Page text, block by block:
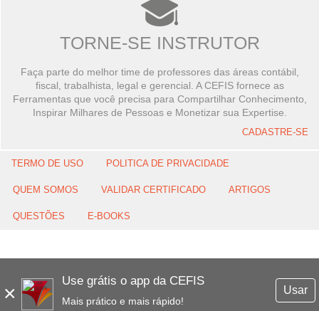
×
Use grátis o app da CEFIS
Mais prático e mais rápido!
Usar
TORNE-SE INSTRUTOR
Faça parte do melhor time de professores das áreas contábil,
fiscal, trabalhista, legal e gerencial. A CEFIS fornece as
Ferramentas que você precisa para Compartilhar Conhecimento,
Inspirar Milhares de Pessoas e Monetizar sua Expertise.
CADASTRE-SE
TERMO DE USO POLITICA DE PRIVACIDADE
QUEM SOMOS VALIDAR CERTIFICADO ARTIGOS
QUESTÕES E-BOOKS